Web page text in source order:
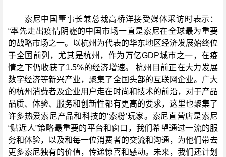
索尼中国董事长兼总裁高桥洋接受媒体采访时表示：
“率先走出疫情阴霾的中国市场一直是索尼在全球最为重要
的战略市场之一。以杭州为代表的华东地区经济发展始终位
于全国前列，尤其是杭州，作为万亿GDP城市之一，在疫
情之下仍收获了1.5%的经济增速。 杭州目前正在大力发展
数字经济等新兴产业，聚集了全国头部的互联网企业。广大
的杭州消费者及企业用户走在时尚和技术的前沿，对于产品
品质、体验、服务和创新性都有更高的要求，这里也聚集了
许多热爱索尼产品和科技的‘索粉’玩家。索尼直营店是索尼
“贴近人”策略最重要的平台和窗口，我们希望通过一流的服
务和体验，以及和每一位消费者的交流和沟通，为他们带去
更多索尼独有的价值，传递惊喜和感动。未来，我们还计划